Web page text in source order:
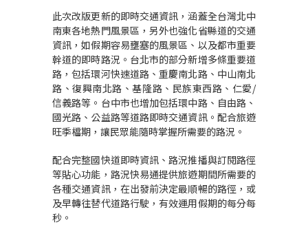
此次改版更新的即時交通資訊，涵蓋全台灣北中
南東各地熱門風景區，另外也強化省縣道的交通
資訊，如假期容易壅塞的風景區、以及都市重要
幹道的即時路況。台北市的部分新增多條重要道
路，包括環河快速道路、重慶南北路、中山南北
路、復興南北路、基隆路、民族東西路、仁愛/
信義路等。台中市也增加包括環中路、自由路、
國光路、公益路等道路即時交通資訊。配合旅遊
旺季檔期，讓民眾能隨時掌握所需要的路況。
配合完整國快道即時資訊、路況推播與訂閱路徑
等貼心功能，路況快易通提供旅遊期間所需要的
各種交通資訊，在出發前決定最順暢的路徑，或
及早轉往替代道路行駛，有效運用假期的每分每
秒。